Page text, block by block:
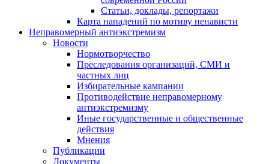
Статьи, доклады, репортажи
Карта нападений по мотиву ненависти
Неправомерный антиэкстремизм
Новости
Нормотворчество
Преследования организаций, СМИ и
частных лиц
Избирательные кампании
Противодействие неправомерному
антиэкстремизму
Иные государственные и общественные
действия
Мнения
Публикации
Документы